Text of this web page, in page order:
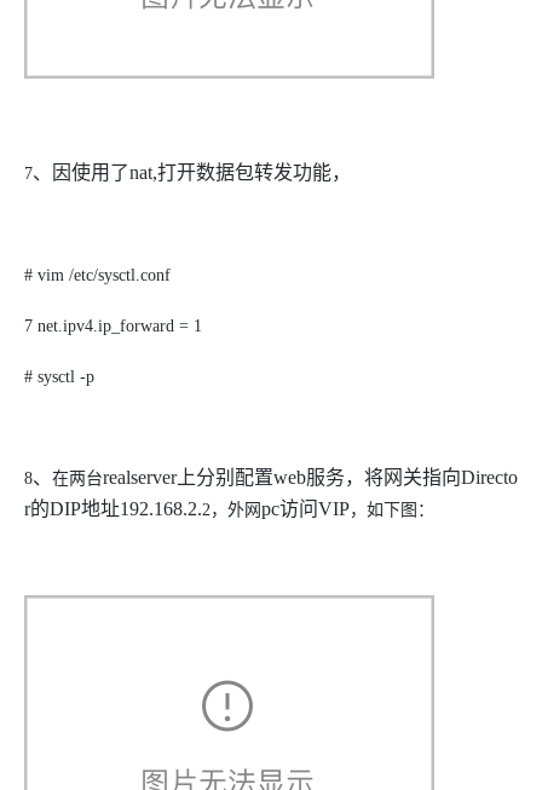
7、因使用了nat,打开数据包转发功能，
# vim /etc/sysctl.conf
7 net.ipv4.ip_forward = 1
# sysctl -p
8、 在两台realserver上分别配置web服务，将网关指向Directo
r的DIP地址192.168.2.2 ，外网 pc访问VIP，如下图：